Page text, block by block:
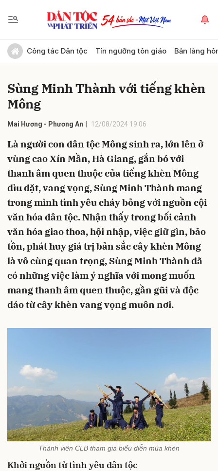
Công tác Dân tộc Tín ngưỡng tôn giáo Bản làng
Sùng Minh Thành với tiếng khèn
Mông
Mai Hương - Phương An 12/08/2024 19:06
Là người con dân tộc Mông sinh ra, lớn lên ở
vùng cao Xín Mần, Hà Giang, gắn bó với
thanh âm quen thuộc của tiếng khèn Mông
dìu dặt, vang vọng, Sùng Minh Thành mang
trong mình tình yêu cháy bỏng với nguồn cội
văn hóa dân tộc. Nhận thấy trong bối cảnh
văn hóa giao thoa, hội nhập, việc giữ gìn, bảo
tồn, phát huy giá trị bản sắc cây khèn Mông
là vô cùng quan trọng, Sùng Minh Thành đã
có những việc làm ý nghĩa với mong muốn
mang thanh âm quen thuộc, gần gũi và độc
đáo từ cây khèn vang vọng muôn nơi.
Thành viên CLB tham gia biểu diễn múa khèn
Khởi nguồn từ tình yêu dân tộc
Gửi bình luận
Hủy Gửi